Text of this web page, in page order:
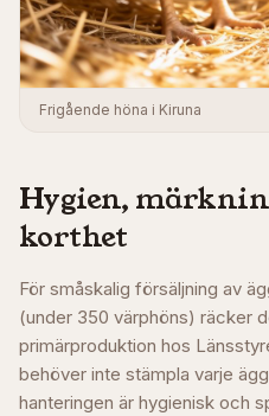
Frigående höna i Kiruna
Hygien,
korthet
För småskalig försäljning av
(under 350 värphöns) räcker
primärproduktion hos
behöver inte stämpla varje
hanteringen är hygienisk och